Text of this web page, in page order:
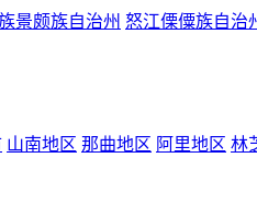
景颇族自治州 怒江傈僳族自治
山南地区 那曲地区 阿里地区 林